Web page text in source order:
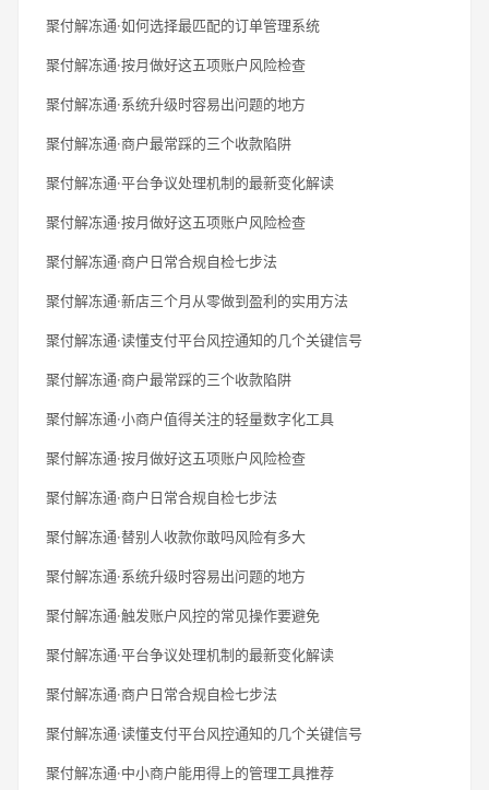
聚付解冻通·如何选择最匹配的订单管理系统
聚付解冻通·按月做好这五项账户风险检查
聚付解冻通·系统升级时容易出问题的地方
聚付解冻通·商户最常踩的三个收款陷阱
聚付解冻通·平台争议处理机制的最新变化解读
聚付解冻通·按月做好这五项账户风险检查
聚付解冻通·商户日常合规自检七步法
聚付解冻通·新店三个月从零做到盈利的实用方法
聚付解冻通·读懂支付平台风控通知的几个关键信号
聚付解冻通·商户最常踩的三个收款陷阱
聚付解冻通·小商户值得关注的轻量数字化工具
聚付解冻通·按月做好这五项账户风险检查
聚付解冻通·商户日常合规自检七步法
聚付解冻通·替别人收款你敢吗风险有多大
聚付解冻通·系统升级时容易出问题的地方
聚付解冻通·触发账户风控的常见操作要避免
聚付解冻通·平台争议处理机制的最新变化解读
聚付解冻通·商户日常合规自检七步法
聚付解冻通·读懂支付平台风控通知的几个关键信号
聚付解冻通·中小商户能用得上的管理工具推荐